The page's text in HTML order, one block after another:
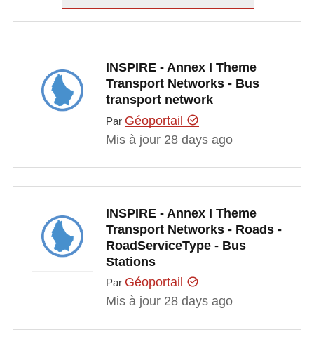
INSPIRE - Annex I Theme
Transport Networks - Bus
transport network
Par Géoportail
Mis à jour 28 days ago
INSPIRE - Annex I Theme
Transport Networks - Roads -
RoadServiceType - Bus
Stations
Par Géoportail
Mis à jour 28 days ago